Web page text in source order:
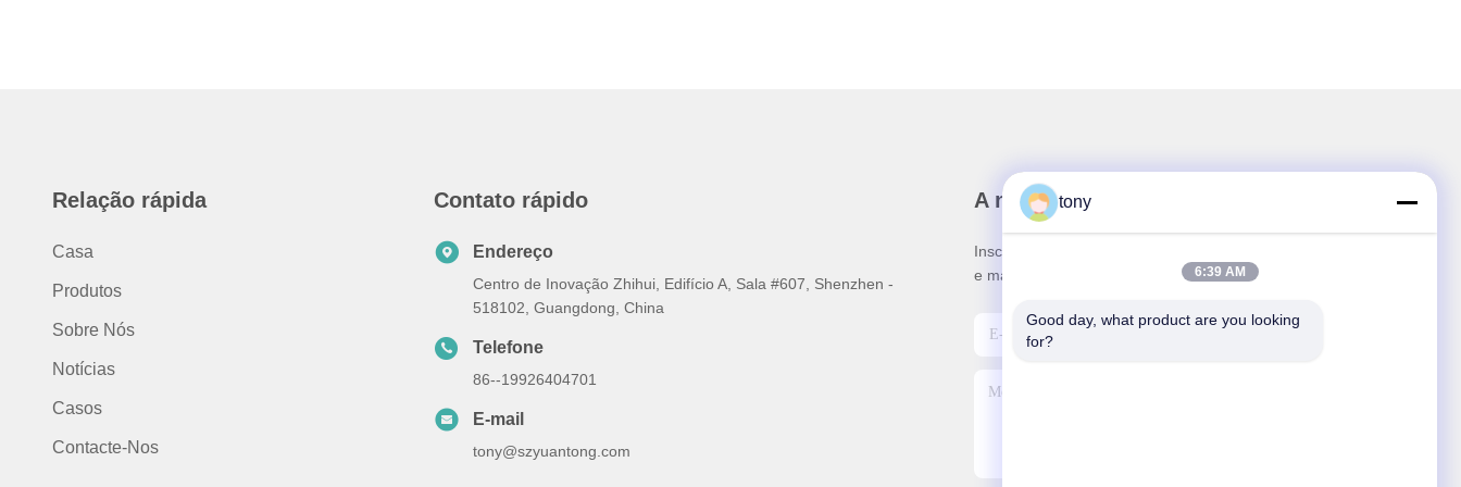
Relação rápida
Casa
Produtos
Sobre Nós
Notícias
Casos
Contacte-Nos
Contato rápido
Endereço
Centro de Inovação Zhihui, Edifício A, Sala #607, Shenzhen -
518102, Guangdong, China
Telefone
86--19926404701
E-mail
tony@szyuantong.com
A nossa newsletter
Inscreva-se no nosso boletim informativo para obter descontos
e mais.
tony
6:39 AM
Good day, what product are you looking
for?